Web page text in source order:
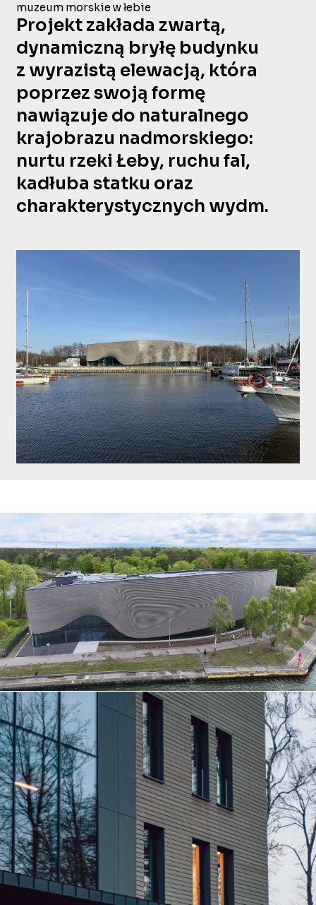
muzeum morskie w łebie
Projekt zakłada zwartą,
dynamiczną bryłę budynku
z wyrazistą elewacją, która
poprzez swoją formę
nawiązuje do naturalnego
krajobrazu nadmorskiego:
nurtu rzeki Łeby, ruchu fal,
kadłuba statku oraz
charakterystycznych wydm.